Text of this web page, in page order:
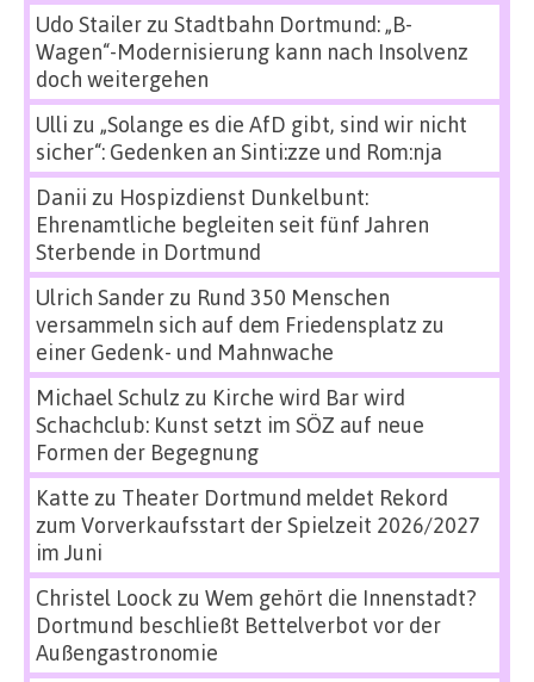
Udo Stailerzu Stadtbahn Dortmund: „B-
Wagen“-Modernisierung kann nach Insolvenz
doch weitergehen
Ulli zu „Solange es die AfD gibt, sind wir nicht
sicher“: Gedenken an Sinti:zze und Rom:nja
Danii zu Hospizdienst Dunkelbunt:
Ehrenamtliche begleiten seit fünf Jahren
Sterbende in Dortmund
Ulrich Sanderzu Rund 350 Menschen
versammeln sich auf dem Friedensplatz zu
einer Gedenk- und Mahnwache
Michael Schulz zu Kirche wird Bar wird
Schachclub: Kunst setzt im SÖZ auf neue
Formen der Begegnung
Katte zu Theater Dortmund meldet Rekord
zum Vorverkaufsstart der Spielzeit 2026/2027
im Juni
Christel Loock zu Wem gehört die Innenstadt?
Dortmund beschließt Bettelverbot vor der
Außengastronomie